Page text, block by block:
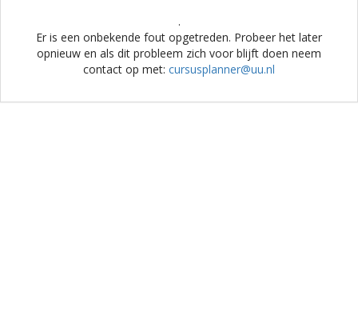
.
Er is een onbekende fout opgetreden. Probeer het later
opnieuw en als dit probleem zich voor blijft doen neem
contact op met: cursusplanner@uu.nl